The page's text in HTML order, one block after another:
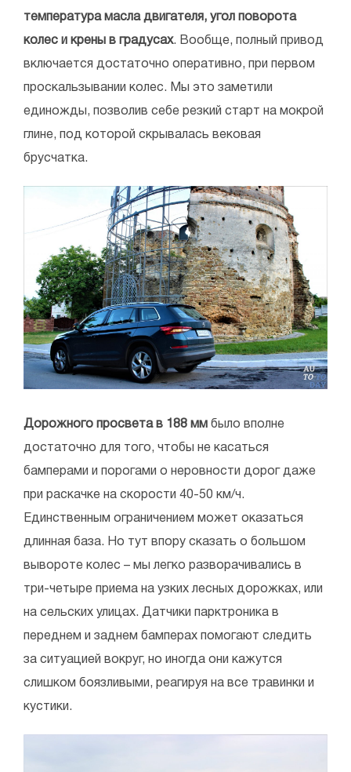
температура масла двигателя, угол поворота
колес и крены в градусах. Вообще, полный привод
включается достаточно оперативно, при первом
проскальзывании колес. Мы это заметили
единожды, позволив себе резкий старт на мокрой
глине, под которой скрывалась вековая
брусчатка.
Дорожного просвета в 188 мм было вполне
достаточно для того, чтобы не касаться
бамперами и порогами о неровности дорог даже
при раскачке на скорости 40-50 км/ч.
Единственным ограничением может оказаться
длинная база. Но тут впору сказать о большом
вывороте колес – мы легко разворачивались в
три-четыре приема на узких лесных дорожках, или
на сельских улицах. Датчики парктроника в
переднем и заднем бамперах помогают следить
за ситуацией вокруг, но иногда они кажутся
слишком боязливыми, реагируя на все травинки и
кустики.